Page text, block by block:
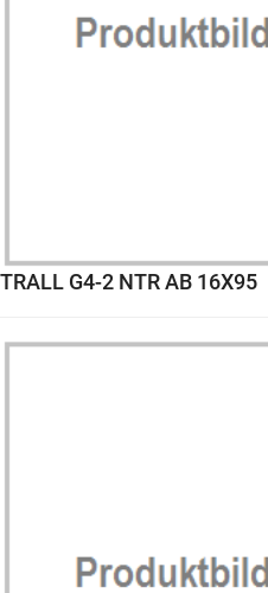
TRALL G4-2 NTR AB 16X95